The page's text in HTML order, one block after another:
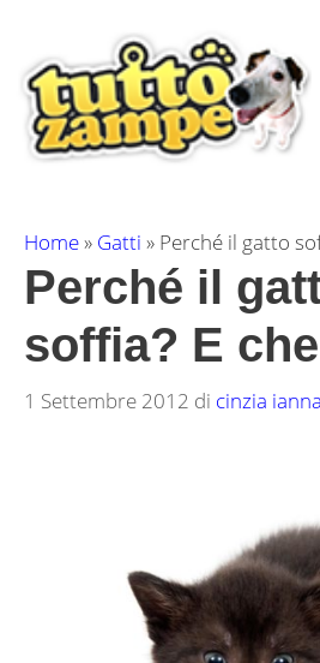
contenuto
Home» Gatti » Perché il gatto
Perché il
soffia? E
1 Settembre 2012 di cinzia